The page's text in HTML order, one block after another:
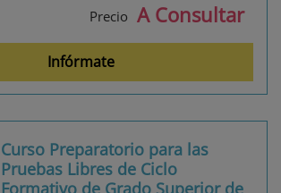
Precio A Consultar
Infórmate
Curso Preparatorio para las
Pruebas Libres de Ciclo
Formativo de Grado Superior de